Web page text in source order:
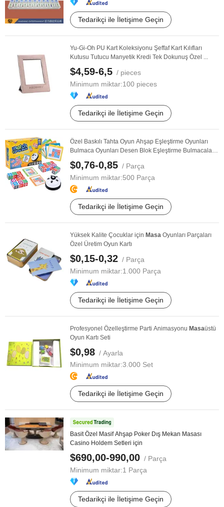
Tedarikçi ile İletişime Geçin
Yu-Gi-Oh PU Kart Koleksiyonu Şeffaf Kart Kılıfları
Kutusu Tutucu Manyetik Kredi Tek Dokunuş Özel ...
$4,59-6,5 / pieces
Minimum miktar:100 pieces
Tedarikçi ile İletişime Geçin
Özel Baskılı Tahta Oyun Ahşap Eşleştirme Oyunları
Bulmaca Oyunları Desen Blok Eşleştirme Bulmacaları
...
$0,76-0,85 / Parça
Minimum miktar:500 Parça
Tedarikçi ile İletişime Geçin
Yüksek Kalite Çocuklar için Masa Oyunları Parçaları
Özel Üretim Oyun Kartı
$0,15-0,32 / Parça
Minimum miktar:1.000 Parça
Tedarikçi ile İletişime Geçin
Profesyonel Özelleştirme Parti Animasyonu Masaüstü
Oyun Kartı Seti
$0,98 / Ayarla
Minimum miktar:3.000 Set
Tedarikçi ile İletişime Geçin
Basit Özel Masif Ahşap Poker Dış Mekan Masası
Casino Holdem Setleri için
$690,00-990,00 / Parça
Minimum miktar:1 Parça
Tedarikçi ile İletişime Geçin